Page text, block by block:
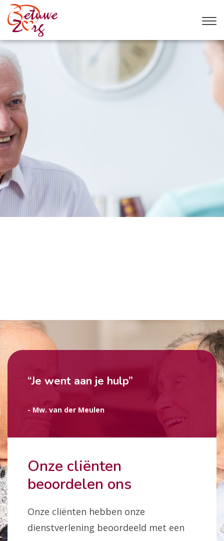
Onze cliënten
beoordelen ons
Onze cliënten hebben onze
dienstverlening beoordeeld met een
“Je went aan je hulp”
- Mw. van der Meulen